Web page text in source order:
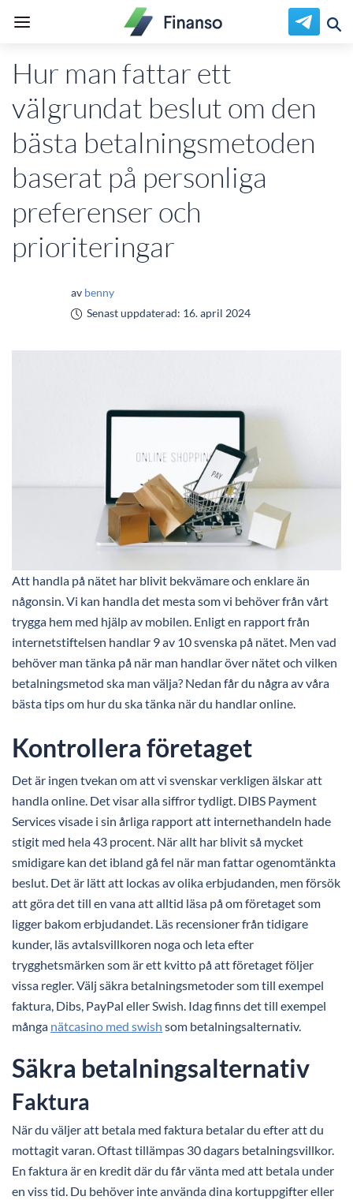
Hur man fattar ett
välgrundat beslut om den
bästa betalningsmetoden
baserat på personliga
preferenser och
prioriteringar
av benny
Senast uppdaterad: 16. april 2024
Att handla på nätet har blivit bekvämare och enklare än
någonsin. Vi kan handla det mesta som vi behöver från vårt
trygga hem med hjälp av mobilen. Enligt en rapport från
internetstiftelsen handlar 9 av 10 svenska på nätet. Men vad
behöver man tänka på när man handlar över nätet och vilken
betalningsmetod ska man välja? Nedan får du några av våra
bästa tips om hur du ska tänka när du handlar online.
Kontrollera företaget
Det är ingen tvekan om att vi svenskar verkligen älskar att
handla online. Det visar alla siffror tydligt. DIBS Payment
Services visade i sin årliga rapport att internethandeln hade
stigit med hela 43 procent. När allt har blivit så mycket
smidigare kan det ibland gå fel när man fattar ogenomtänkta
beslut. Det är lätt att lockas av olika erbjudanden, men försök
att göra det till en vana att alltid läsa på om företaget som
ligger bakom erbjudandet. Läs recensioner från tidigare
kunder, läs avtalsvillkoren noga och leta efter
trygghetsmärken som är ett kvitto på att företaget följer
vissa regler. Välj säkra betalningsmetoder som till exempel
faktura, Dibs, PayPal eller Swish. Idag finns det till exempel
många nätcasino med swish som betalningsalternativ.
Säkra betalningsalternativ
Faktura
När du väljer att betala med faktura betalar du efter att du
mottagit varan. Oftast tillämpas 30 dagars betalningsvillkor.
En faktura är en kredit där du får vänta med att betala under
en viss tid. Du behöver inte använda dina kortuppgifter eller